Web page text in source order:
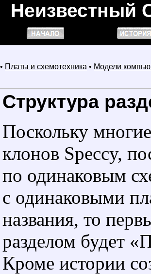
Неизвестный
• Платы и схемотехника • Модели
Структура
Поскольку
клонов Speccy,
по одинаковым
с одинаковыми
названия, то
разделом будет
Кроме истории